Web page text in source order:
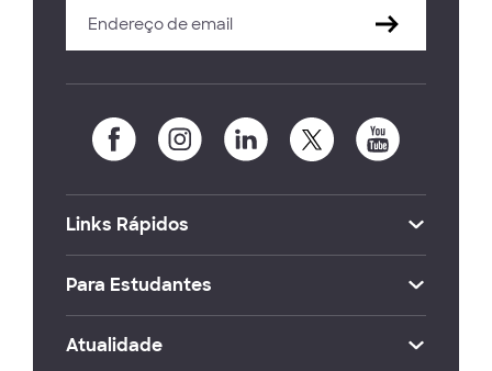
Links Rápidos
Para Estudantes
Atualidade